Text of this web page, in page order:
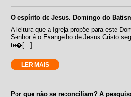
O espírito de Jesus. Domingo do
A leitura que a Igreja propõe para este
Senhor é o Evangelho de Jesus Cristo
te�[...]
LER MAIS
Por que não se reconciliam? A